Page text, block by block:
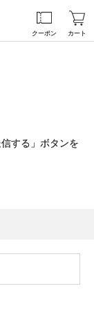
クーポン カート
する」ボタンを